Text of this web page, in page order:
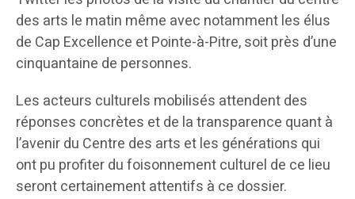
des arts le matin même avec notamment les élus
de Cap Excellence et Pointe-à-Pitre, soit près d’une
cinquantaine de personnes.
Les acteurs culturels mobilisés attendent des
réponses concrètes et de la transparence quant à
l’avenir du Centre des arts et les générations qui
ont pu profiter du foisonnement culturel de ce lieu
seront certainement attentifs à ce dossier.